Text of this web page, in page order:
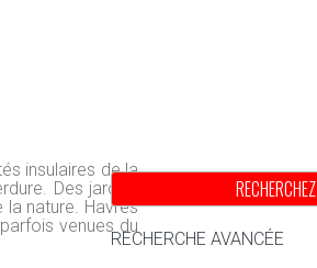
insulaires de la
Des jardins
nature. Havres
venues du
RECHERCHEZ
RECHERCHE AVANCÉE